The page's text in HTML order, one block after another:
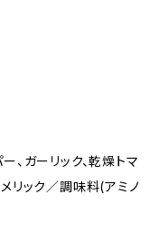
、ガーリック、乾燥トマ
メリック／調味料(アミノ